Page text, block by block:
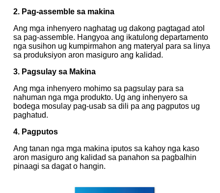
2. Pag-assemble sa makina
Ang mga inhenyero naghatag ug dakong pagtagad atol
sa pag-assemble. Hangyoa ang ikatulong departamento
nga susihon ug kumpirmahon ang materyal para sa linya
sa produksiyon aron masiguro ang kalidad.
3. Pagsulay sa Makina
Ang mga inhenyero mohimo sa pagsulay para sa
nahuman nga mga produkto. Ug ang inhenyero sa
bodega mosulay pag-usab sa dili pa ang pagputos ug
paghatud.
4. Pagputos
Ang tanan nga mga makina iputos sa kahoy nga kaso
aron masiguro ang kalidad sa panahon sa pagbalhin
pinaagi sa dagat o hangin.